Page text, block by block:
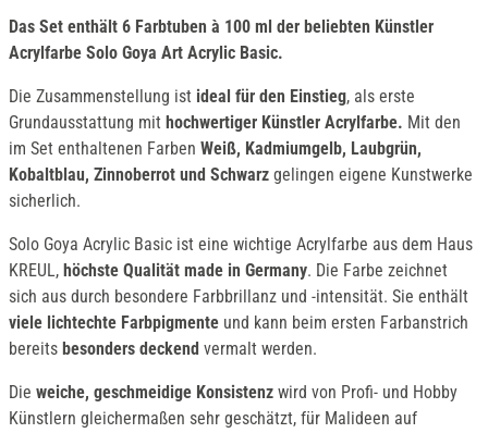
Das Set enthält 6 Farbtuben à 100 ml der beliebten Künstler
Acrylfarbe Solo Goya Art Acrylic Basic.
Die Zusammenstellung ist ideal für den Einstieg, als erste
Grundausstattung mit hochwertiger Künstler Acrylfarbe. Mit den
im Set enthaltenen Farben Weiß, Kadmiumgelb, Laubgrün,
Kobaltblau, Zinnoberrot und Schwarz gelingen eigene Kunstwerke
sicherlich.
Solo Goya Acrylic Basic ist eine wichtige Acrylfarbe aus dem Haus
KREUL, höchste Qualität made in Germany. Die Farbe zeichnet
sich aus durch besondere Farbbrillanz und -intensität. Sie enthält
viele lichtechte Farbpigmente und kann beim ersten Farbanstrich
bereits besonders deckend vermalt werden.
Die weiche, geschmeidige Konsistenz wird von Profi- und Hobby
Künstlern gleichermaßen sehr geschätzt, für Malideen auf